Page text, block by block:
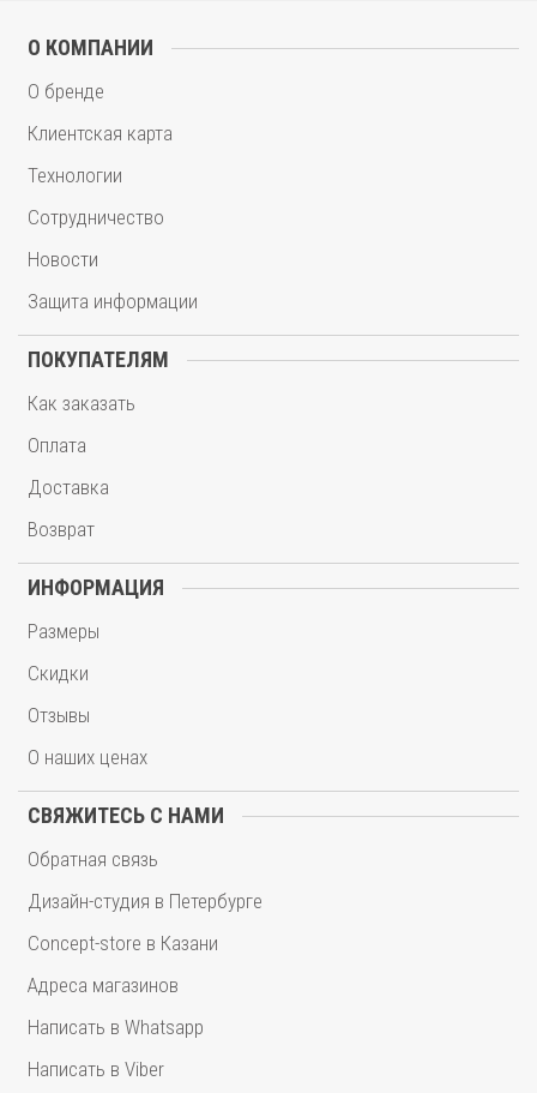
О КОМПАНИИ
О бренде
Клиентская карта
Технологии
Сотрудничество
Новости
Защита информации
ПОКУПАТЕЛЯМ
Как заказать
Оплата
Доставка
Возврат
ИНФОРМАЦИЯ
Размеры
Скидки
Отзывы
О наших ценах
СВЯЖИТЕСЬ С НАМИ
Обратная связь
Дизайн-студия в Петербурге
Concept-store в Казани
Адреса магазинов
Написать в Whatsapp
Написать в Viber